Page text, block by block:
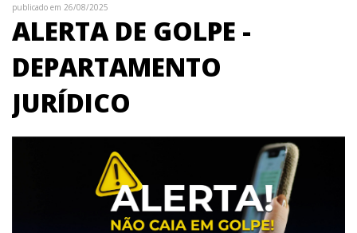
publicado em 26/08/2025
ALERTA DE GOLPE -
DEPARTAMENTO
JURÍDICO